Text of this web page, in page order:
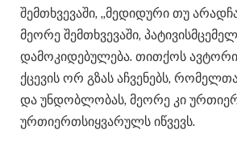
შემთხვევაში, „მედიდური თუ
მეორე შემთხვევაში,
დამოკიდებულება. თითქოს
ქცევის ორ გზას აჩვენებს,
და უნდობლობას, მეორე კი
ურთიერთსიყვარულს იწვევს.